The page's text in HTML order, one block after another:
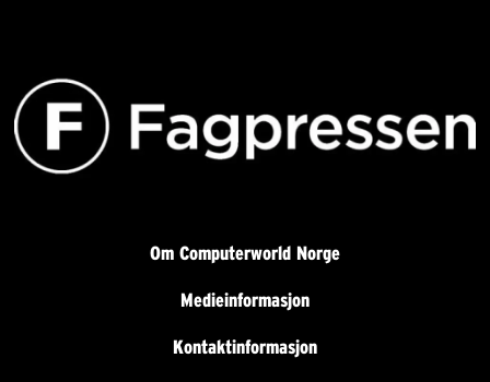
Om Computerworld Norge
Medieinformasjon
Kontaktinformasjon